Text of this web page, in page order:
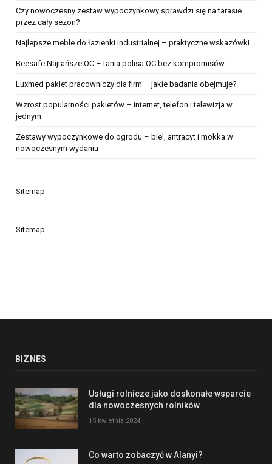
Czy nowoczesny zestaw wypoczynkowy sprawdzi się na tarasie
przez cały sezon?
Najlepsze meble do łazienki industrialnej – praktyczne wskazówki
Beesafe Najtańsze OC – tania polisa OC bez kompromisów
Luxmed pakiet pracowniczy dla firm – jakie badania obejmuje?
Wzrost popularności pakietów – internet, telefon i telewizja w
jednym
Zestawy wypoczynkowe do ogrodu – biel, antracyt i mokka w
nowoczesnym wydaniu
Sitemap
Sitemap
BIZNES
Usługi rolnicze jako doskonałe wsparcie
dla nowoczesnych rolników
15 kwietnia 2024
Co warto zobaczyć w Alanyi?